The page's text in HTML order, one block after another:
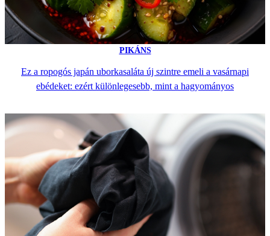
PIKÁNS
Ez a ropogós japán uborkasaláta új szintre emeli a vasárnapi
ebédeket: ezért különlegesebb, mint a hagyományos